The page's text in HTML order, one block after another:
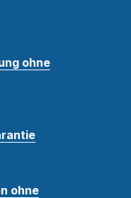
ohne
ohne